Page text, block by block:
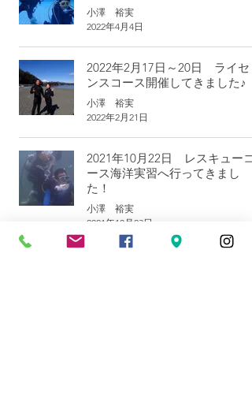
小澤 裕実
2022年4月4日
2022年2月17日～20日 ライセ
ンスコース開催してきました♪
小澤 裕実
2022年2月21日
2021年10月22日 レスキューコ
ース海洋実習へ行ってきまし
た！
小澤 裕実
2021年10月23日